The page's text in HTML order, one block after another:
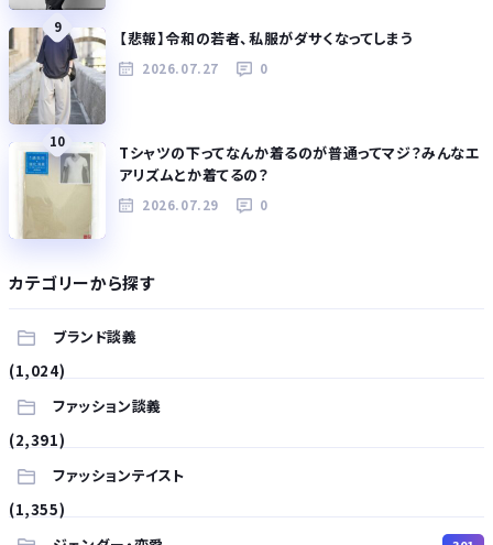
9
【悲報】令和の若者、私服がダサくなってしまう
2026.07.27 0
10
Tシャツの下ってなんか着るのが普通ってマジ？みんなエ
アリズムとか着てるの？
2026.07.29 0
カテゴリーから探す
ブランド談義
(1,024)
ファッション談義
(2,391)
ファッションテイスト
(1,355)